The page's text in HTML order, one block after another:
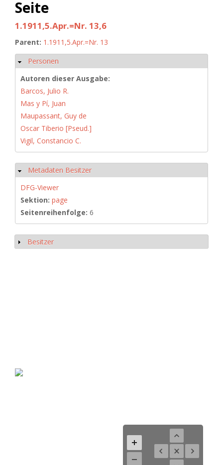
Seite
1.1911,5.Apr.=Nr. 13,6
Parent: 1.1911,5.Apr.=Nr. 13
Hide
Personen
Autoren dieser Ausgabe:
Barcos, Julio R.
Mas y Pí, Juan
Maupassant, Guy de
Oscar Tiberio [Pseud.]
Vigil, Constancio C.
Hide
Metadaten Besitzer
DFG-Viewer
Sektion: page
Seitenreihenfolge: 6
Show
Besitzer